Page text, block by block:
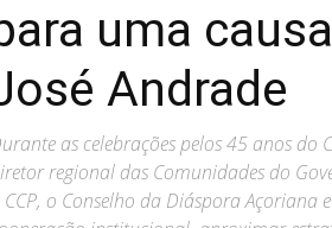
uma
Andrade
as celebrações pelos 45 anos do
regional das Comunidades do
CCP, o Conselho da Diáspora